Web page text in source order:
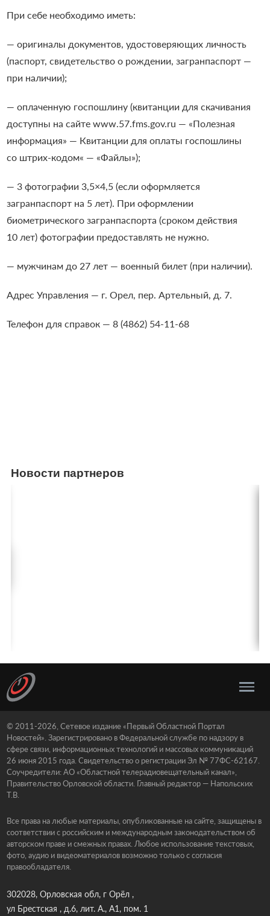
При себе необходимо иметь:
— оригиналы документов, удостоверяющих личность
(паспорт, свидетельство о рождении, загранпаспорт —
при наличии);
— оплаченную госпошлину (квитанции для скачивания
доступны на сайте www.57.fms.gov.ru — «Полезная
информация» — Квитанции для оплаты госпошлины
со штрих-кодом« — «Файлы»);
— 3 фотографии 3,5×4,5 (если оформляется
загранпаспорт на 5 лет). При оформлении
биометрического загранпаспорта (сроком действия
10 лет) фотографии предоставлять не нужно.
— мужчинам до 27 лет — военный билет (при наличии).
Адрес Управления — г. Орел, пер. Артельный, д. 7.
Телефон для справок — 8 (4862) 54-11-68
Новости партнеров
© 2011-2026, Сетевое издание «Первый Областной Портал
Новостей». Зарегистрировано в Федеральной службе по надзору в
сфере связи, информационных технологий и массовых коммуникаций
26 июня 2015 года. Свидетельство о регистрации Эл № 77ФС-62167.
Соучредители: АО «Областной телерадиовещательный канал»,
Правительство Орловской области. Главный редактор — Напольских
Т.В.
Все права на любые материалы, опубликованные на сайте, защищены в
соответствии с российским и международным законодательством об
авторском праве и смежных правах. Любое использование текстовых,
фото, аудио и видеоматериалов возможно только с согласия
правообладателя.
302028, Орловская обл, г Орёл ,
ул Брестская , д.6, лит. А., А1, пом. 1